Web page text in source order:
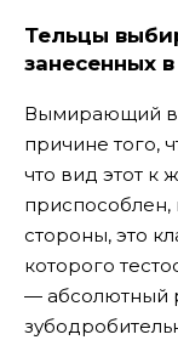
Тельцы
занесенных
Вымирающий
причине того,
что вид этот к
приспособлен,
стороны, это
которого
— абсолютный